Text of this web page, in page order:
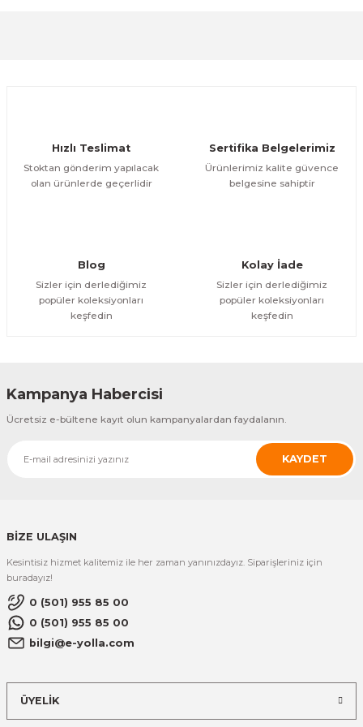
Bu ürüne benzer farklı alternatifler olmalı.
Hızlı Teslimat
Stoktan gönderim yapılacak
olan ürünlerde geçerlidir
Sertifika Belgelerimiz
Ürünlerimiz kalite güvence
belgesine sahiptir
Blog
Sizler için derlediğimiz
popüler koleksiyonları
keşfedin
Kolay İade
Sizler için derlediğimiz
popüler koleksiyonları
keşfedin
Kampanya Habercisi
Ücretsiz e-bültene kayıt olun kampanyalardan faydalanın.
KAYDET
BİZE ULAŞIN
Kesintisiz hizmet kalitemiz ile her zaman yanınızdayız. Siparişleriniz için
buradayız!
0 (501) 955 85 00
0 (501) 955 85 00
bilgi@e-yolla.com
ÜYELİK